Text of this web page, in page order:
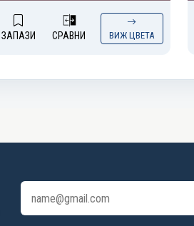
ЗАПАЗИ СРАВНИ ВИЖ ЦВЕТА
Имейл адрес